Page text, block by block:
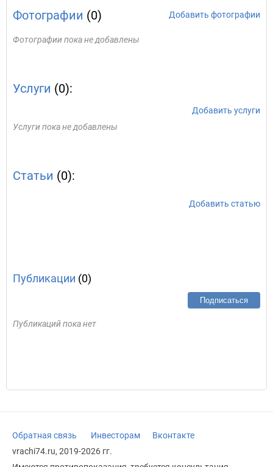
Фотографии (0) Добавить фотографии
Фотографии пока не добавлены
Услуги (0):
Добавить услуги
Услуги пока не добавлены
Статьи (0):
Добавить статью
Публикации (0)
Подписаться
Публикаций пока нет
Обратная связь Инвесторам
Вконтакте
vrachi74.ru, 2019-2026 гг.